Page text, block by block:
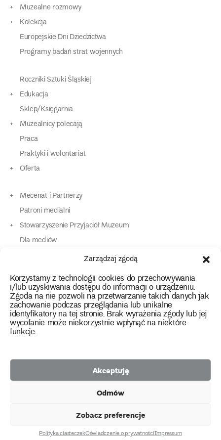
Zarządzaj zgodą
Korzystamy z technologii cookies do przechowywania
i/lub uzyskiwania dostępu do informacji o urządzeniu.
Zgoda na nie pozwoli na przetwarzanie takich danych jak
zachowanie podczas przeglądania lub unikalne
identyfikatory na tej stronie. Brak wyrażenia zgody lub jej
wycofanie może niekorzystnie wpłynąć na niektóre
funkcje.
Akceptuję
Odmów
Zobacz preferencje
Polityka ciasteczekOświadczenie o prywatnościImpressum
Muzealne rozmowy
Kolekcja
Europejskie Dni Dziedzictwa
Programy badań strat wojennych
Roczniki Sztuki Śląskiej
Edukacja
Sklep/Księgarnia
Muzealnicy polecają
Praca
Praktyki i wolontariat
Oferta
Mecenat i Partnerzy
Patroni medialni
Stowarzyszenie Przyjaciół Muzeum
Dla mediów
Dla osób o specjalnych potrzebach
Kontakt
instagram
twitterfacebookyoutube
tiktok
2026 Copyright by Muzeum Narodowe we Wrocławiu
Polityka prywatności
Etnograficznego
Facebook
Racławickiej
facebook
Przyjaciół
Narodowego created by